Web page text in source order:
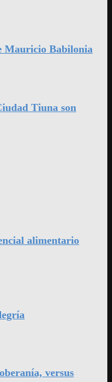
Mauricio Babilonia
Tiuna son
alimentario
versus